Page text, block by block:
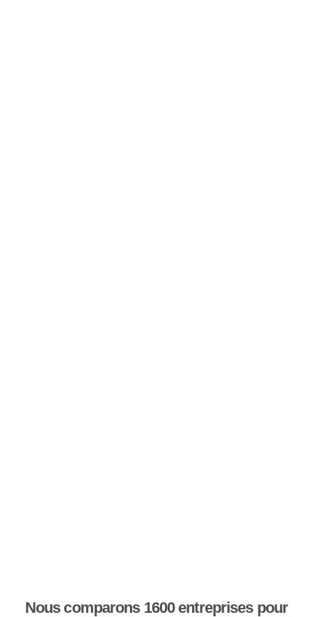
Nous comparons 1600 entreprises pour